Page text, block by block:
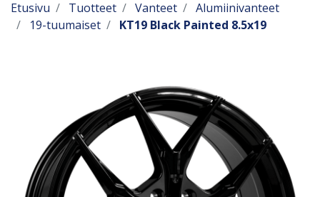
Etusivu Tuotteet Vanteet
Alumiinivanteet
19-tuumaiset
KT19 Black Painted 8.5x19